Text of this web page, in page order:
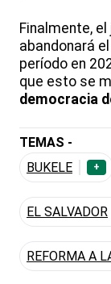
Finalmente,
abandonará
período en
que esto se
democracia
TEMAS -
BUKELE
+
EL SALVADOR
REFORMA A